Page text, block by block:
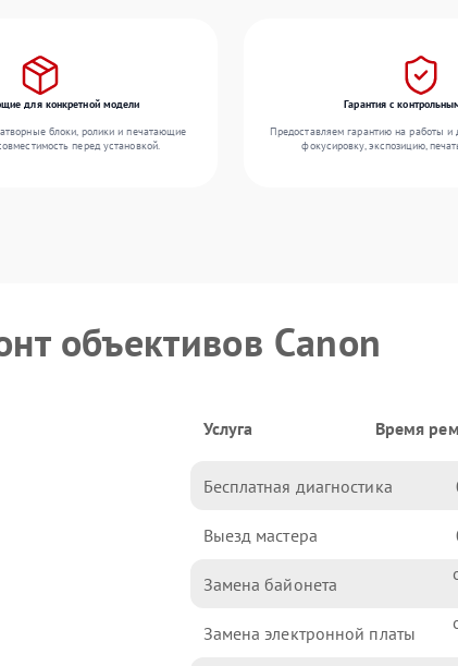
для конкретной модели
блоки, ролики и печатающие
перед установкой.
Гарантия с
Предоставляем гарантию на работы и
фокусировку, экспозицию,
объективов Canon
Услуга Время
Бесплатная диагностика
Выезд мастера
Замена байонета
Замена электронной платы